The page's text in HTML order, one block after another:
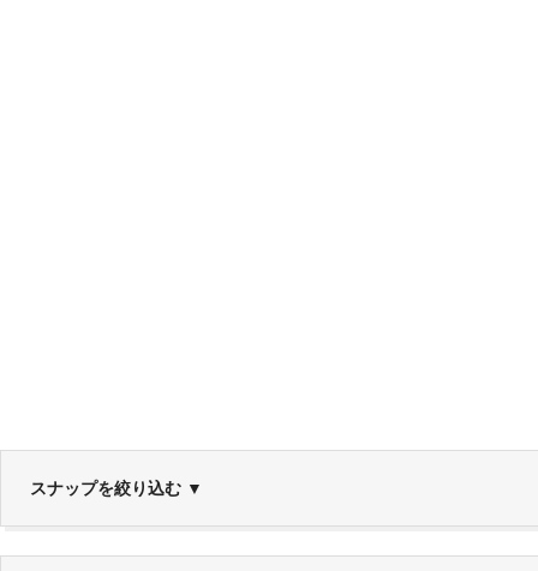
スナップを絞り込む ▼